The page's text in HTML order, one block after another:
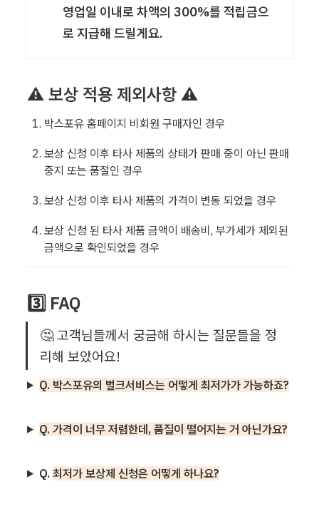
영업일 이내로 차액의 300%를 적립금으
로 지급해 드릴게요.
⚠️ 보상 적용 제외사항 ⚠️
박스포유 홈페이지 비회원 구매자인 경우
보상 신청 이후 타사 제품의 상태가 판매 중이 아닌 판매
중지 또는 품절인 경우
보상 신청 이후 타사 제품의 가격이 변동 되었을 경우
보상 신청 된 타사 제품 금액이 배송비, 부가세가 제외된
금액으로 확인되었을 경우
3️⃣ FAQ
🤔 고객님들께서 궁금해 하시는 질문들을 정
리해 보았어요!
Q. 박스포유의 벌크서비스는 어떻게 최저가가 가능하죠?
Q. 가격이 너무 저렴한데, 품질이 떨어지는 거 아닌가요?
Q. 최저가 보상제 신청은 어떻게 하나요?